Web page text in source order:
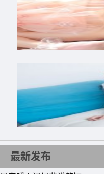
充满阳光，让
最新发布